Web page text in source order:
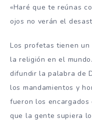
«Haré que te reúnas
ojos no verán el
Los profetas tienen
la religión en el
difundir la palabra de
los mandamientos y
fueron los
que la gente supiera